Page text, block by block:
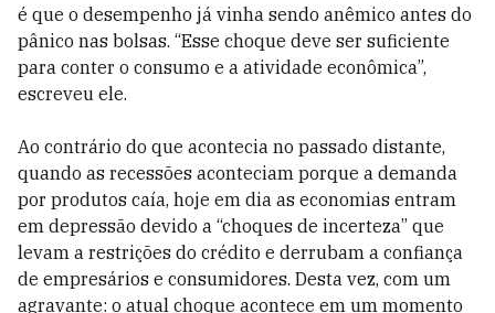
é que o desempenho já vinha sendo anêmico antes do
pânico nas bolsas. “Esse choque deve ser suficiente
para conter o consumo e a atividade econômica”,
escreveu ele.
Ao contrário do que acontecia no passado distante,
quando as recessões aconteciam porque a demanda
por produtos caía, hoje em dia as economias entram
em depressão devido a “choques de incerteza” que
levam a restrições do crédito e derrubam a confiança
de empresários e consumidores. Desta vez, com um
agravante: o atual choque acontece em um momento